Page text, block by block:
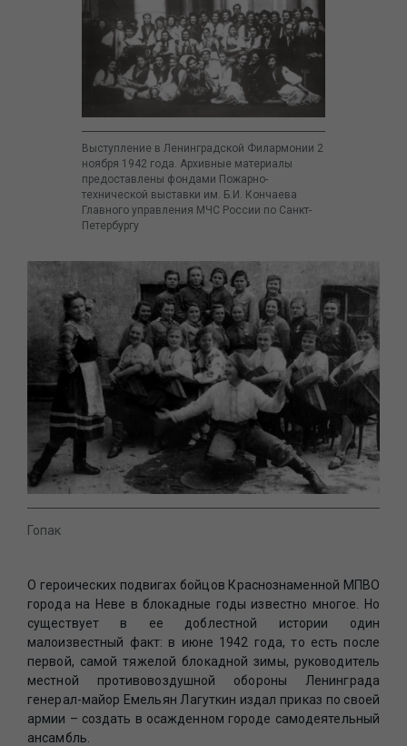
Выступление в Ленинградской Филармонии 2
ноября 1942 года. Архивные материалы
предоставлены фондами Пожарно-
технической выставки им. Б.И. Кончаева
Главного управления МЧС России по Санкт-
Петербургу
Гопак
О героических подвигах бойцов Краснознаменной МПВО
города на Неве в блокадные годы известно многое. Но
существует в ее доблестной истории один
малоизвестный факт: в июне 1942 года, то есть после
первой, самой тяжелой блокадной зимы, руководитель
местной противовоздушной обороны Ленинграда
генерал-майор Емельян Лагуткин издал приказ по своей
армии – создать в осажденном городе самодеятельный
ансамбль.